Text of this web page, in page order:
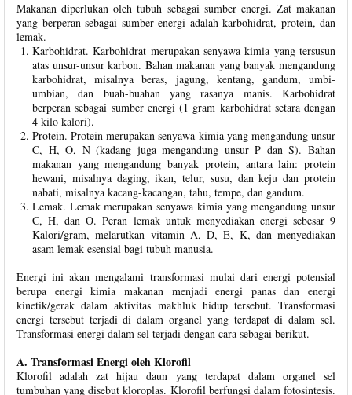
Makanan diperlukan oleh tubuh sebagai sumber energi. Zat makanan
yang berperan sebagai sumber energi adalah karbohidrat, protein, dan
lemak.
Karbohidrat. Karbohidrat merupakan senyawa kimia yang tersusun
atas unsur-unsur karbon. Bahan makanan yang banyak mengandung
karbohidrat, misalnya beras, jagung, kentang, gandum, umbi-
umbian, dan buah-buahan yang rasanya manis. Karbohidrat
berperan sebagai sumber energi (1 gram karbohidrat setara dengan
4 kilo kalori).
Protein. Protein merupakan senyawa kimia yang mengandung unsur
C, H, O, N (kadang juga mengandung unsur P dan S). Bahan
makanan yang mengandung banyak protein, antara lain: protein
hewani, misalnya daging, ikan, telur, susu, dan keju dan protein
nabati, misalnya kacang-kacangan, tahu, tempe, dan gandum.
Lemak. Lemak merupakan senyawa kimia yang mengandung unsur
C, H, dan O. Peran lemak untuk menyediakan energi sebesar 9
Kalori/gram, melarutkan vitamin A, D, E, K, dan menyediakan
asam lemak esensial bagi tubuh manusia.
Energi ini akan mengalami transformasi mulai dari energi potensial
berupa energi kimia makanan menjadi energi panas dan energi
kinetik/gerak dalam aktivitas makhluk hidup tersebut. Transformasi
energi tersebut terjadi di dalam organel yang terdapat di dalam sel.
Transformasi energi dalam sel terjadi dengan cara sebagai berikut.
A. Transformasi Energi oleh Klorofil
Klorofil adalah zat hijau daun yang terdapat dalam organel sel
tumbuhan yang disebut kloroplas. Klorofil berfungsi dalam fotosintesis.